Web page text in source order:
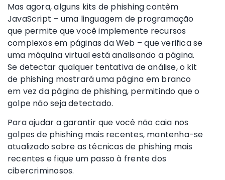
Mas agora, alguns kits de phishing contêm
JavaScript – uma linguagem de programação
que permite que você implemente recursos
complexos em páginas da Web – que verifica se
uma máquina virtual está analisando a página.
Se detectar qualquer tentativa de análise, o kit
de phishing mostrará uma página em branco
em vez da página de phishing, permitindo que o
golpe não seja detectado.
Para ajudar a garantir que você não caia nos
golpes de phishing mais recentes, mantenha-se
atualizado sobre as técnicas de phishing mais
recentes e fique um passo à frente dos
cibercriminosos.